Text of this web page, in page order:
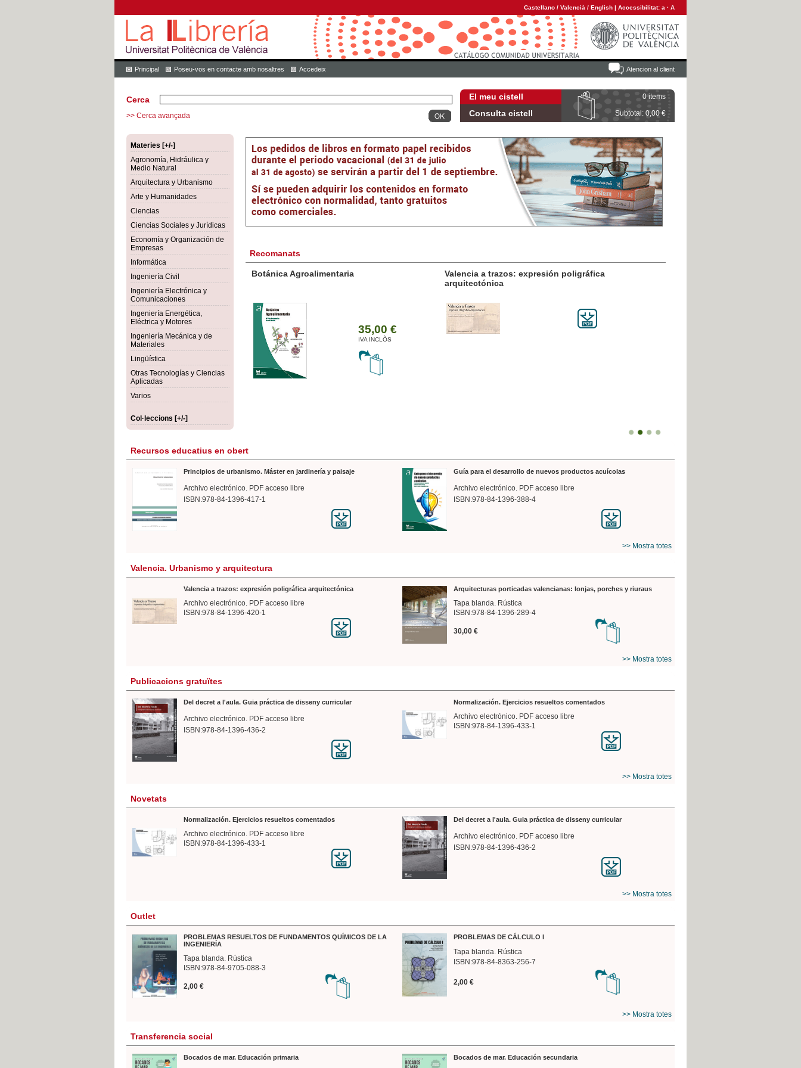
Castellano / Valencià / English | Accessibilitat: a · A
Atencion al client
Principal Poseu-vos en contacte amb nosaltres Accedeix
El meu cistell 0 items
Consulta cistell Subtotal: 0,00 €
Cerca
>> Cerca avançada
Materies [+/-]
Agronomía, Hidráulica y
Medio Natural
Arquitectura y Urbanismo
Arte y Humanidades
Ciencias
Ciencias Sociales y Jurídicas
Economía y Organización de
Empresas
Informática
Ingeniería Civil
Ingeniería Electrónica y
Comunicaciones
Ingeniería Energética,
Eléctrica y Motores
Ingeniería Mecánica y de
Materiales
Lingüística
Otras Tecnologías y Ciencias
Aplicadas
Varios
Col·leccions [+/-]
Recomanats
Botánica Agroalimentaria
35,00 €
IVA INCLÒS
Valencia a trazos: expresión poligráfica
arquitectónica
Recursos educatius en obert
Principios de urbanismo. Máster en jardinería y paisaje
Archivo electrónico. PDF acceso libre
ISBN:978-84-1396-417-1
Guía para el desarrollo de nuevos productos acuícolas
Archivo electrónico. PDF acceso libre
ISBN:978-84-1396-388-4
>> Mostra totes
Valencia. Urbanismo y arquitectura
Valencia a trazos: expresión poligráfica arquitectónica
Archivo electrónico. PDF acceso libre
ISBN:978-84-1396-420-1
Arquitecturas porticadas valencianas: lonjas, porches y riuraus
Tapa blanda. Rústica
ISBN:978-84-1396-289-4
30,00 €
>> Mostra totes
Publicacions gratuïtes
Del decret a l'aula. Guia práctica de disseny curricular
Archivo electrónico. PDF acceso libre
ISBN:978-84-1396-436-2
Normalización. Ejercicios resueltos comentados
Archivo electrónico. PDF acceso libre
ISBN:978-84-1396-433-1
>> Mostra totes
Novetats
Normalización. Ejercicios resueltos comentados
Archivo electrónico. PDF acceso libre
ISBN:978-84-1396-433-1
Del decret a l'aula. Guia práctica de disseny curricular
Archivo electrónico. PDF acceso libre
ISBN:978-84-1396-436-2
>> Mostra totes
Outlet
PROBLEMAS RESUELTOS DE FUNDAMENTOS QUÍMICOS DE LA
INGENIERÍA
Tapa blanda. Rústica
ISBN:978-84-9705-088-3
2,00 €
PROBLEMAS DE CÁLCULO I
Tapa blanda. Rústica
ISBN:978-84-8363-256-7
2,00 €
>> Mostra totes
Transferencia social
Bocados de mar. Educación primaria Bocados de mar. Educación secundaria